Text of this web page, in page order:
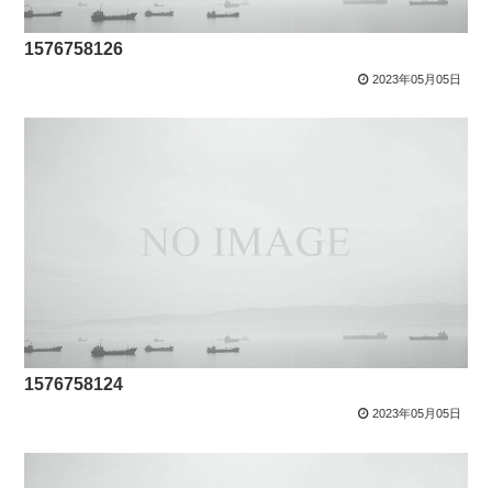
1576758126
2023年05月05日
1576758124
2023年05月05日